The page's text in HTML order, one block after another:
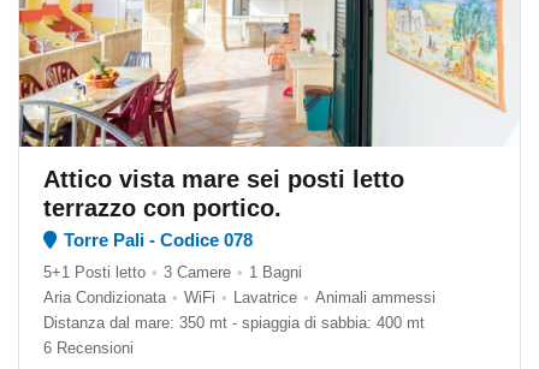
Attico vista mare sei posti letto
terrazzo con portico.
Torre Pali - Codice 078
5+1 Posti letto • 3 Camere • 1 Bagni
Aria Condizionata • WiFi • Lavatrice • Animali ammessi
Distanza dal mare: 350 mt - spiaggia di sabbia: 400 mt
6 Recensioni